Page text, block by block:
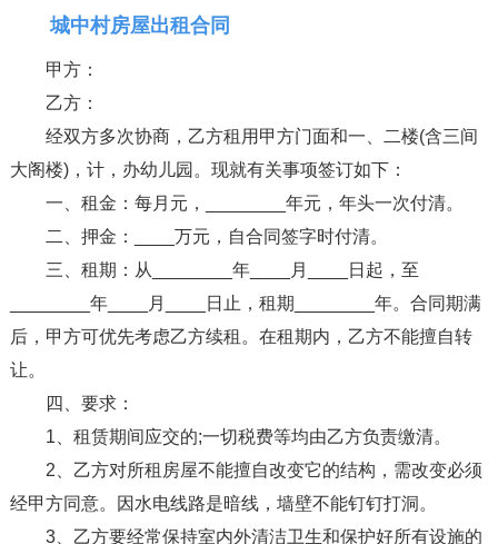
城中村房屋出租合同
甲方：
乙方：
经双方多次协商，乙方租用甲方门面和一、二楼(含三间
大阁楼)，计，办幼儿园。现就有关事项签订如下：
一、租金：每月元，________年元，年头一次付清。
二、押金：____万元，自合同签字时付清。
三、租期：从________年____月____日起，至
________年____月____日止，租期________年。合同期满
后，甲方可优先考虑乙方续租。在租期内，乙方不能擅自转
让。
四、要求：
1、租赁期间应交的;一切税费等均由乙方负责缴清。
2、乙方对所租房屋不能擅自改变它的结构，需改变必须
经甲方同意。因水电线路是暗线，墙壁不能钉钉打洞。
3、乙方要经常保持室内外清洁卫生和保护好所有设施的